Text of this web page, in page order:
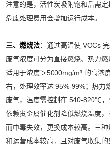
注意的是，活性炭吸附饱和后需
危废处理费用会增加运行成本。
三、燃烧法：通过高温使 VOCs
废气浓度可分为直接燃烧、热力
适用于浓度＞5000mg/m³ 的高浓
右，处理效率达 95%-99%；热力
废气，温度需控制在 540-820℃，
依赖贵金属催化剂降低燃烧温度
而中毒失效，更换成本较高。三
和运营成本较高，且对废气收集